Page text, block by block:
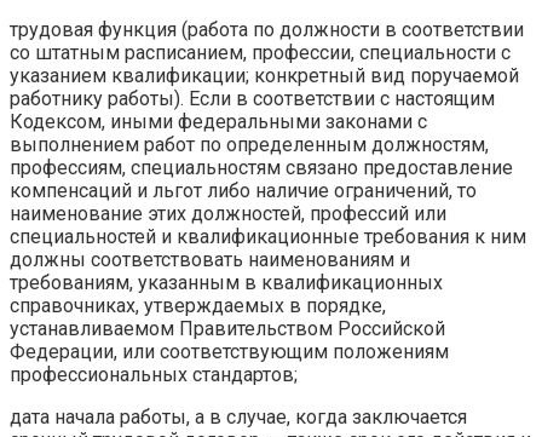
трудовая функция (работа по должности в соответствии
со штатным расписанием, профессии, специальности с
указанием квалификации; конкретный вид поручаемой
работнику работы). Если в соответствии с настоящим
Кодексом, иными федеральными законами с
выполнением работ по определенным должностям,
профессиям, специальностям связано предоставление
компенсаций и льгот либо наличие ограничений, то
наименование этих должностей, профессий или
специальностей и квалификационные требования к ним
должны соответствовать наименованиям и
требованиям, указанным в квалификационных
справочниках, утверждаемых в порядке,
устанавливаемом Правительством Российской
Федерации, или соответствующим положениям
профессиональных стандартов;
дата начала работы, а в случае, когда заключается